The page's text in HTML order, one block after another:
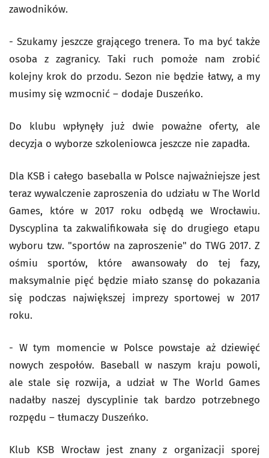
zawodników.
- Szukamy jeszcze grającego trenera. To ma być także
osoba z zagranicy. Taki ruch pomoże nam zrobić
kolejny krok do przodu. Sezon nie będzie łatwy, a my
musimy się wzmocnić – dodaje Duszeńko.
Do klubu wpłynęły już dwie poważne oferty, ale
decyzja o wyborze szkoleniowca jeszcze nie zapadła.
Dla KSB i całego baseballa w Polsce najważniejsze jest
teraz wywalczenie zaproszenia do udziału w The World
Games, które w 2017 roku odbędą we Wrocławiu.
Dyscyplina ta zakwalifikowała się do drugiego etapu
wyboru tzw. "sportów na zaproszenie" do TWG 2017. Z
ośmiu sportów, które awansowały do tej fazy,
maksymalnie pięć będzie miało szansę do pokazania
się podczas największej imprezy sportowej w 2017
roku.
- W tym momencie w Polsce powstaje aż dziewięć
nowych zespołów. Baseball w naszym kraju powoli,
ale stale się rozwija, a udział w The World Games
nadałby naszej dyscyplinie tak bardzo potrzebnego
rozpędu – tłumaczy Duszeńko.
Klub KSB Wrocław jest znany z organizacji sporej